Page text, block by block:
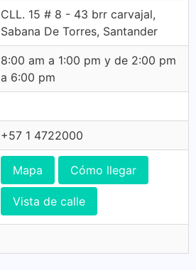
CLL. 15 # 8 - 43 brr carvajal,
Sabana De Torres, Santander
8:00 am a 1:00 pm y de 2:00 pm
a 6:00 pm
+57 1 4722000
Mapa Cómo llegar
Vista de calle